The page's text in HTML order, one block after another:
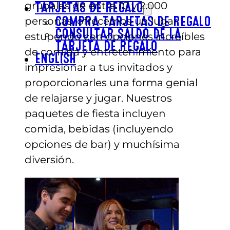
TARJETAS DE REGALO
COMPRA TARJETAS DE REGALO
CONSULTAR SALDO DE LA
TARJETA DE REGALO
ENGLISH
grupales de entre 10 y 2.000
personas, ofrecemos un lugar
estupendo con opciones increíbles
de comida y entretenimiento para
impresionar a tus invitados y
proporcionarles una forma genial
de relajarse y jugar. Nuestros
paquetes de fiesta incluyen
comida, bebidas (incluyendo
opciones de bar) y muchísima
diversión.